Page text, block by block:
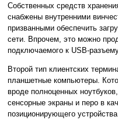
Собственных средств
снабжены внутренними
призванными обеспечить
сети. Впрочем, это можно
подключаемого к USB-
Второй тип клиентских
планшетные компьютеры.
вроде полноценных
сенсорные экраны и перо в
позиционирующего